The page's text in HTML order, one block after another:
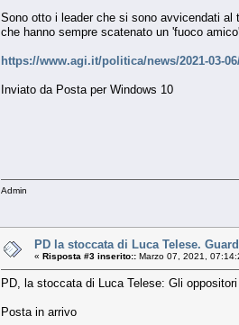
Sono otto i leader che si sono avvicendati
che hanno sempre scatenato un 'fuoco
https://www.agi.it/politica/news/2021-03-
Inviato da Posta per Windows 10
Admin
PD la stoccata di Luca Telese.
« Risposta #3 inserito:: Marzo 07, 2021,
PD, la stoccata di Luca Telese: Gli
Posta in arrivo